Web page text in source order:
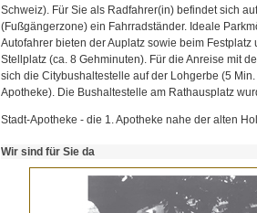
Schweiz). Für Sie als Radfahrer(in) befindet sich
(Fußgängerzone) ein Fahrradständer. Ideale
Autofahrer bieten der Auplatz sowie beim Festplatz
Stellplatz (ca. 8 Gehminuten). Für die Anreise mit
sich die Citybushaltestelle auf der Lohgerbe (5
Apotheke). Die Bushaltestelle am Rathausplatz
Stadt-Apotheke - die 1. Apotheke nahe der alten
Wir sind für Sie da